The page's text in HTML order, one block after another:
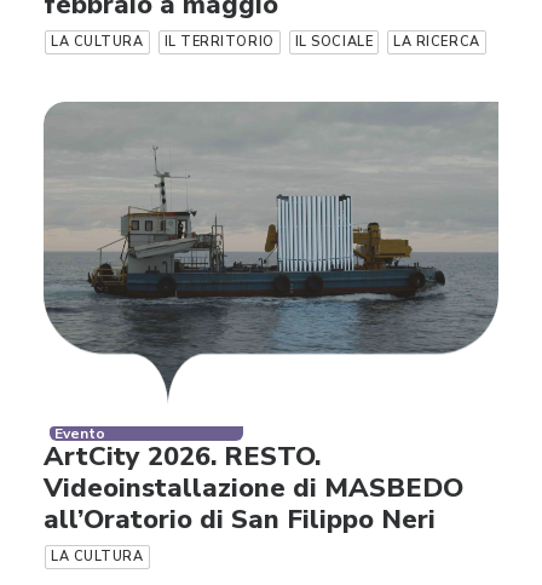
LA CULTURA IL TERRITORIO IL SOCIALE LA RICERCA
Evento
ArtCity 2026. RESTO.
Videoinstallazione di MASBEDO
all’Oratorio di San Filippo Neri
LA CULTURA